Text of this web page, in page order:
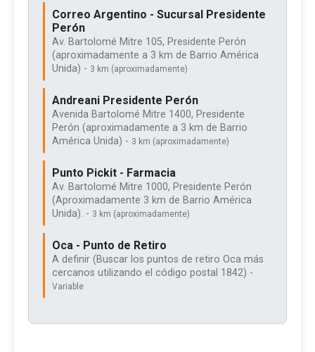
Correo Argentino - Sucursal Presidente
Perón
Av. Bartolomé Mitre 105, Presidente Perón
(aproximadamente a 3 km de Barrio América
Unida) - 3 km (aproximadamente)
Andreani Presidente Perón
Avenida Bartolomé Mitre 1400, Presidente
Perón (aproximadamente a 3 km de Barrio
América Unida) - 3 km (aproximadamente)
Punto Pickit - Farmacia
Av. Bartolomé Mitre 1000, Presidente Perón
(Aproximadamente 3 km de Barrio América
Unida). - 3 km (aproximadamente)
Oca - Punto de Retiro
A definir (Buscar los puntos de retiro Oca más
cercanos utilizando el código postal 1842) -
Variable